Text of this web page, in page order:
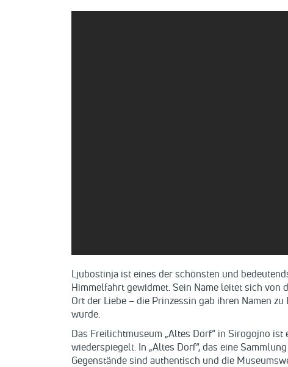
Ljubostinja ist eines der schönsten und
Himmelfahrt gewidmet. Sein Name leitet sich von
Ort der Liebe – die Prinzessin gab ihren Namen
wurde.
Das Freilichtmuseum „Altes Dorf“ in Sirogojno
wiederspiegelt. In „Altes Dorf“, das eine
Gegenstände sind authentisch und die